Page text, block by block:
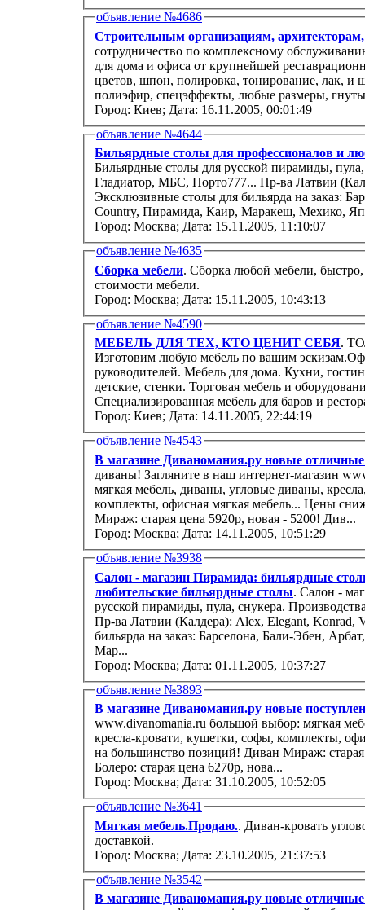
объявление №4686
Строительным организациям,
сотрудничество по комплексному
для дома и офиса от крупнейшей
цветов, шпон, полировка, тонирование, лак, и
полиэфир, спецэффекты, любые размеры,
Город: Киев; Дата: 16.11.2005, 00:01:49
объявление №4644
Бильярдные столы для профессионалов и
Бильярдные столы для русской пирамиды, пула, снукера.
Гладиатор, МБС, Порто777... Пр-ва Латвии (Калдера): Alex, Elegant, Konrad, Victory...
Эксклюзивные столы для бильярда на заказ:
Country, Пирамида, Каир, Маракеш, Мехико,
Город: Москва; Дата: 15.11.2005, 11:10:07
объявление №4635
Сборка мебели. Сборка любой мебели, быстро,
стоимости мебели.
Город: Москва; Дата: 15.11.2005, 10:43:13
объявление №4590
МЕБЕЛЬ ДЛЯ ТЕХ, КТО ЦЕНИТ СЕБЯ.
Изготовим любую мебель по вашим
руководителей. Мебель для дома. Кухни,
детские, стенки. Торговая мебель и
Специализированная мебель для баров и
Город: Киев; Дата: 14.11.2005, 22:44:19
объявление №4543
В магазине Диваномания.ру новые
диваны! Загляните в наш интернет-магазин
мягкая мебель, диваны, угловые диваны, кресла, кресла-кровати, кушетки, софы,
комплекты, офисная мягкая мебель... Цены снижены на большинство позиций! Диван
Мираж: старая цена 5920р, новая - 5200! Див...
Город: Москва; Дата: 14.11.2005, 10:51:29
объявление №3938
Салон - магазин Пирамида: бильярдные
любительские бильярдные столы. Салон -
русской пирамиды, пула, снукера. Производства России: Гладиатор, МБС, Порто777...
Пр-ва Латвии (Калдера): Alex, Elegant, Konrad,
бильярда на заказ: Барселона, Бали-Эбен,
Мар...
Город: Москва; Дата: 01.11.2005, 10:37:27
объявление №3893
В магазине Диваномания.ру новые
www.divanomania.ru большой выбор: мягкая мебель, диваны, угловые диваны, кресла,
кресла-кровати, кушетки, софы, комплекты, офисная
на большинство позиций! Диван Мираж:
Болеро: старая цена 6270р, нова...
Город: Москва; Дата: 31.10.2005, 10:52:05
объявление №3641
Мягкая мебель.Продаю.. Диван-кровать
доставкой.
Город: Москва; Дата: 23.10.2005, 21:37:53
объявление №3542
В магазине Диваномания.ру новые